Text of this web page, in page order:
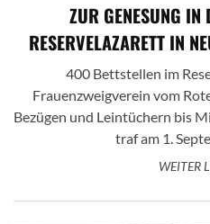
ZUR GENESUNG
RESERVELAZARETT IN
400 Bettstellen im
Frauenzweigverein vom
Bezügen und Leintüchern bis
traf am 1.
WEITER